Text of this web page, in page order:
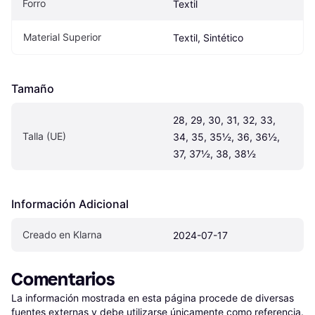
Forro Textil
Material Superior Textil, Sintético
Tamaño
Talla (UE)
28, 29, 30, 31, 32, 33,
34, 35, 35½, 36, 36½,
37, 37½, 38, 38½
Información Adicional
Creado en Klarna 2024-07-17
Comentarios
La información mostrada en esta página procede de diversas
fuentes externas y debe utilizarse únicamente como referencia.